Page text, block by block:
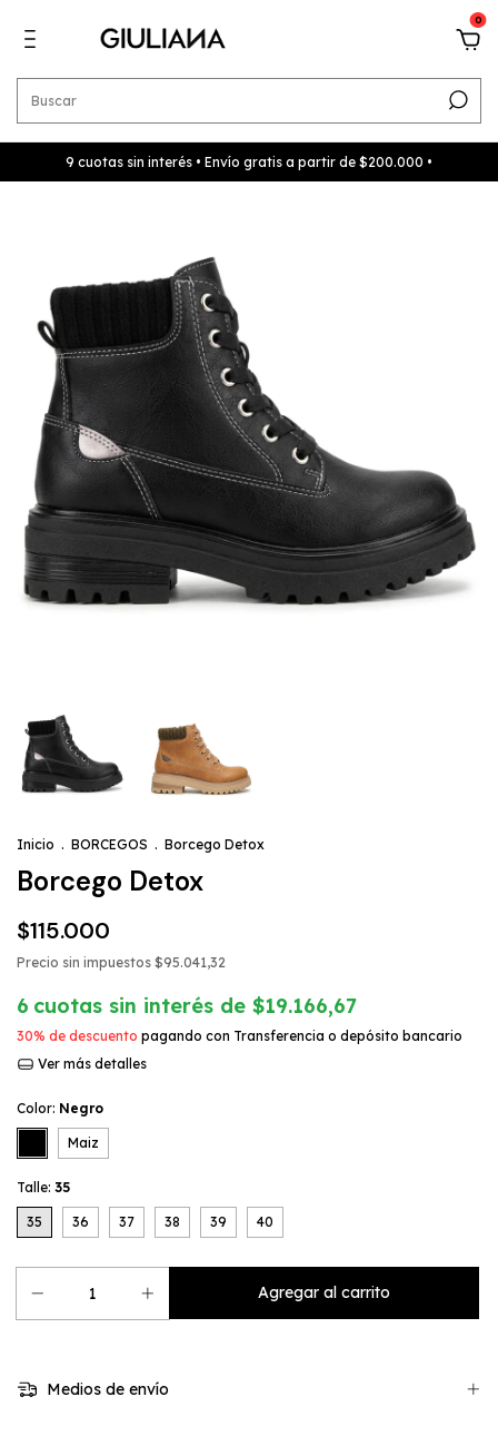
0
9 cuotas sin interés • Envío gratis a partir de $200.000 •
Inicio . BORCEGOS . Borcego Detox
Borcego Detox
$115.000
Precio sin impuestos $95.041,32
6 cuotas sin interés de $19.166,67
30% de descuento pagando con Transferencia o depósito bancario
Ver más detalles
Color: Negro
Maiz
Talle: 35
35 36 37 38 39 40
Medios de envío